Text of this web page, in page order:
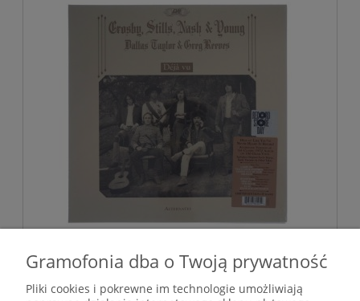
Crosby, Stills, Nash & Young - Deja Vu Alt.
RSD 2021, Limit. Ed.
Gramofonia dba o Twoją prywatność
Pliki cookies i pokrewne im technologie umożliwiają